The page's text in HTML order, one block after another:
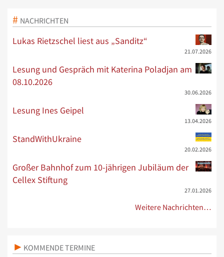
NACHRICHTEN
Lukas Rietzschel liest aus „Sanditz“
21.07.2026
Lesung und Gespräch mit Katerina Poladjan am
08.10.2026
30.06.2026
Lesung Ines Geipel
13.04.2026
StandWithUkraine
20.02.2026
Großer Bahnhof zum 10-jährigen Jubiläum der
Cellex Stiftung
27.01.2026
Weitere Nachrichten…
KOMMENDE TERMINE